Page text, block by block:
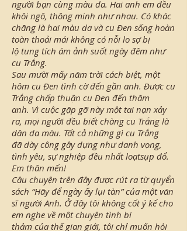
người bạn cùng màu da. Hai anh em đều
khôi ngô, thông minh như nhau. Có khác
chăng là hai màu da và cu Đen sống hoàn
toàn thoải mái không có nỗi lo sợ bị
lộ tung tích ám ảnh suốt ngày đêm như
cu Trắng.
Sau mười mấy năm trời cách biệt, một
hôm cu Đen tình cờ đến gần anh. Được cu
Trắng chấp thuận cu Đen đến thăm
anh. Vì cuộc gặp gỡ này một tai nạn xảy
ra, mọi người đều biết chàng cu Trắng là
dân da màu. Tất cả những gì cu Trắng
đã dày công gây dựng như danh vọng,
tình yêu, sự nghiệp đều nhất loạtsụp đổ.
Em thân mến!
Câu chuyện trên đây được rút ra từ quyển
sách “Hãy để ngày ấy lụi tàn” của một văn
sĩ người Anh. Ở đây tôi không cốt ý kể cho
em nghe về một chuyện tình bi
thảm của thế gian giới, tôi chỉ muốn hỏi